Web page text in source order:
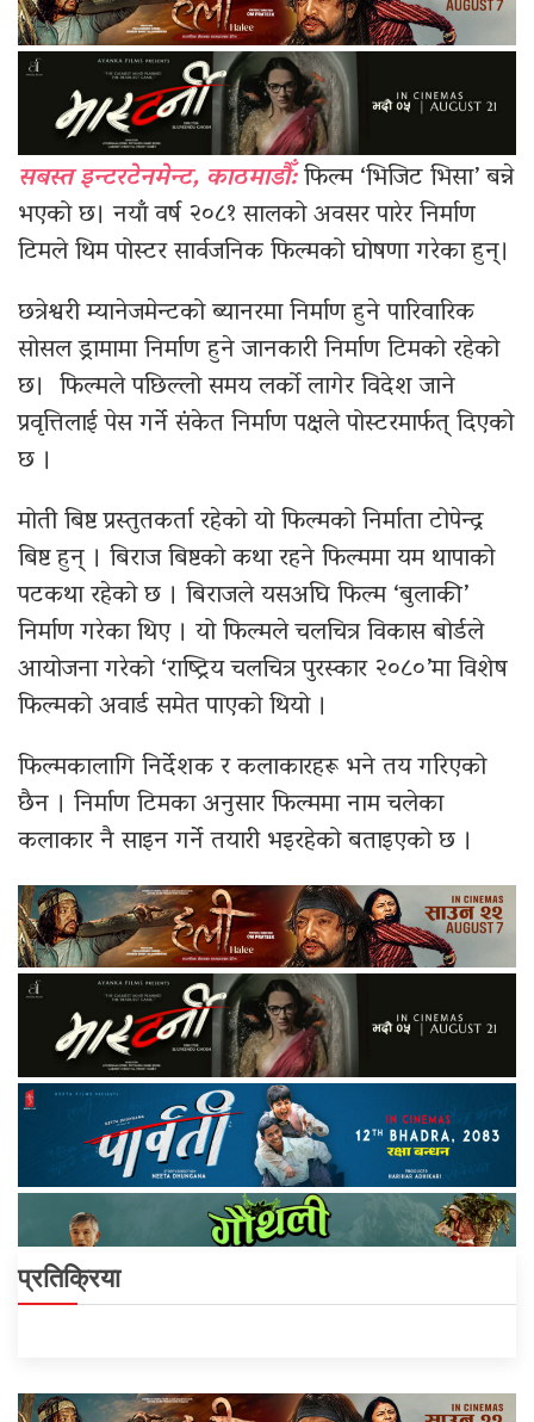
सबस्त इन्टरटेनमेन्ट, काठमाडौँ:फिल्म ‘भिजिट भिसा’ बन्ने
भएको छ। नयाँ वर्ष २०८१ सालको अवसर पारेर निर्माण
टिमले थिम पोस्टर सार्वजनिक फिल्मको घोषणा गरेका हुन्।
छत्रेश्वरी म्यानेजमेन्टको ब्यानरमा निर्माण हुने पारिवारिक
सोसल ड्रामामा निर्माण हुने जानकारी निर्माण टिमको रहेको
छ। फिल्मले पछिल्लो समय लर्को लागेर विदेश जाने
प्रवृत्तिलाई पेस गर्ने संकेत निर्माण पक्षले पोस्टरमार्फत् दिएको
छ ।
मोती बिष्ट प्रस्तुतकर्ता रहेको यो फिल्मको निर्माता टोपेन्द्र
बिष्ट हुन् । बिराज बिष्टको कथा रहने फिल्ममा यम थापाको
पटकथा रहेको छ । बिराजले यसअघि फिल्म ‘बुलाकी’
निर्माण गरेका थिए । यो फिल्मले चलचित्र विकास बोर्डले
आयोजना गरेको ‘राष्ट्रिय चलचित्र पुरस्कार २०८०’मा विशेष
फिल्मको अवार्ड समेत पाएको थियो ।
फिल्मकालागि निर्देशक र कलाकारहरू भने तय गरिएको
छैन । निर्माण टिमका अनुसार फिल्ममा नाम चलेका
कलाकार नै साइन गर्ने तयारी भइरहेको बताइएको छ ।
प्रतिक्रिया